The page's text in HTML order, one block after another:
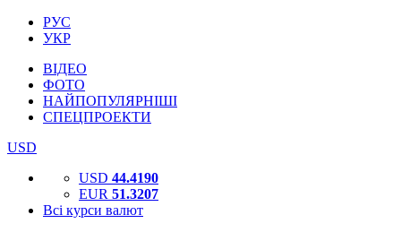
РУС
УКР
ВІДЕО
ФОТО
НАЙПОПУЛЯРНІШІ
СПЕЦПРОЕКТИ
USD
USD 44.4190
EUR 51.3207
Всі курси валют